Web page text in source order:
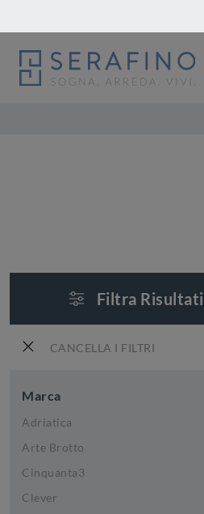
Filtra Risultati
CANCELLA I FILTRI
Marca
Adriatica
Arte Brotto
Cinquanta3
Clever